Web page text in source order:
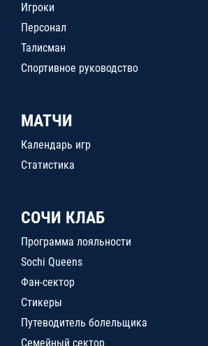
Игроки
Персонал
Талисман
Спортивное руководство
МАТЧИ
Календарь игр
Статистика
СОЧИ КЛАБ
Программа лояльности
Sochi Queens
Фан-сектор
Стикеры
Путеводитель болельщика
Семейный сектор